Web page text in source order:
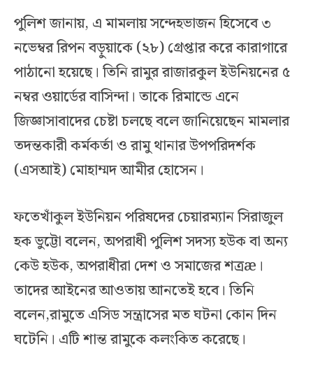
পুলিশ জানায়, এ মামলায় সন্দেহভাজন হিসেবে ৩
নভেম্বর রিপন বড়ুয়াকে (২৮) গ্রেপ্তার করে কারাগারে
পাঠানো হয়েছে। তিনি রামুর রাজারকুল ইউনিয়নের ৫
নম্বর ওয়ার্ডের বাসিন্দা। তাকে রিমান্ডে এনে
জিজ্ঞাসাবাদের চেষ্টা চলছে বলে জানিয়েছেন মামলার
তদন্তকারী কর্মকর্তা ও রামু থানার উপপরিদর্শক
(এসআই) মোহাম্মদ আমীর হোসেন।
ফতেখাঁকুল ইউনিয়ন পরিষদের চেয়ারম্যান সিরাজুল
হক ভুট্টো বলেন, অপরাধী পুলিশ সদস্য হউক বা অন্য
কেউ হউক, অপরাধীরা দেশ ও সমাজের শত্রæ।
তাদের আইনের আওতায় আনতেই হবে। তিনি
বলেন,রামুতে এসিড সন্ত্রাসের মত ঘটনা কোন দিন
ঘটেনি। এটি শান্ত রামুকে কলংকিত করেছে।